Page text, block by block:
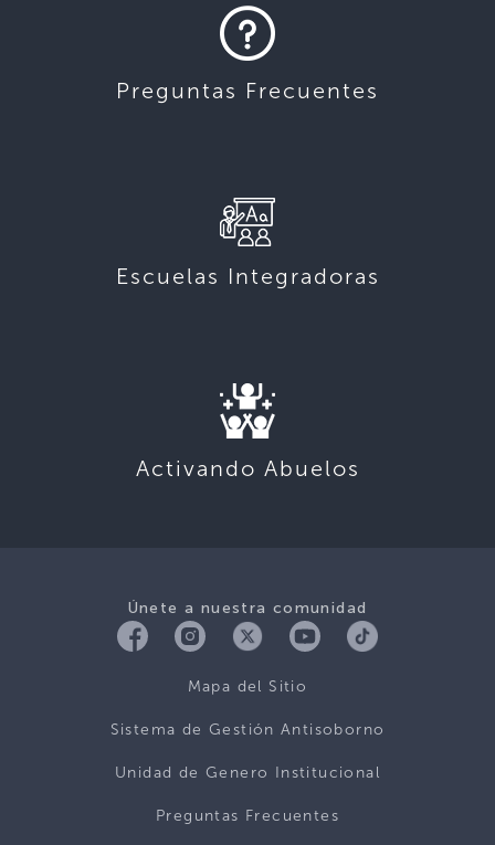
Preguntas Frecuentes
Escuelas Integradoras
Activando Abuelos
Únete a nuestra comunidad
Mapa del Sitio
Sistema de Gestión Antisoborno
Unidad de Genero Institucional
Preguntas Frecuentes